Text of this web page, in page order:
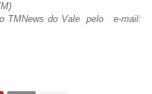
TMNews do Vale pelo e-mail: